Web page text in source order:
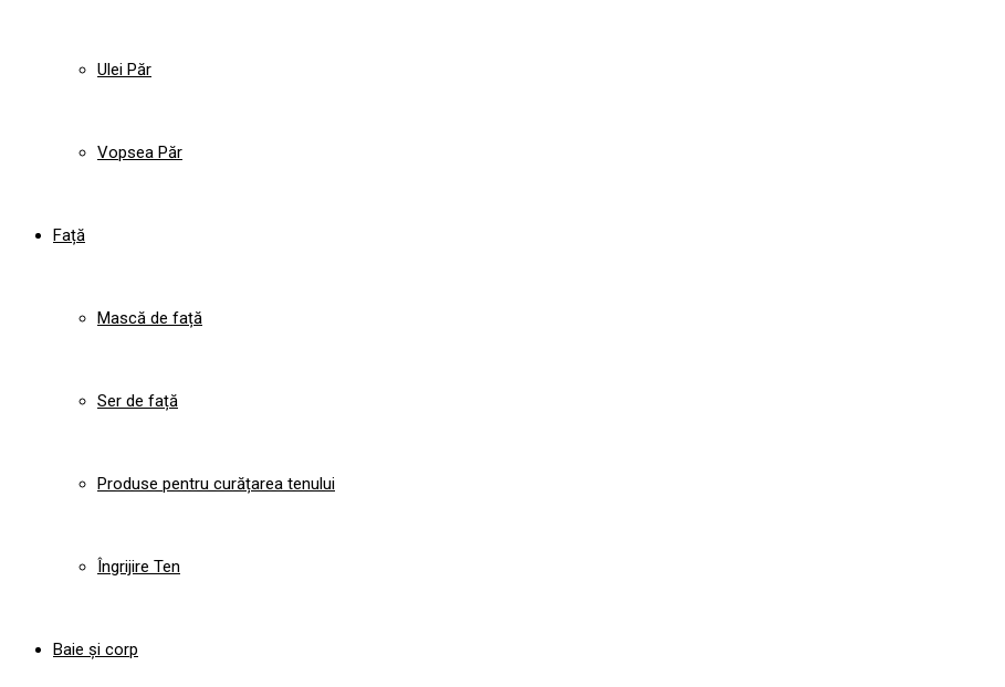
Ulei Păr
Vopsea Păr
Față
Mască de față
Ser de față
Produse pentru curățarea tenului
Îngrijire Ten
Baie și corp